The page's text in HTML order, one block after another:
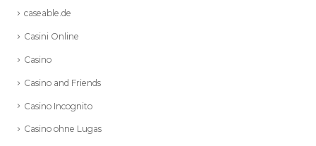
caseable.de
Casini Online
Casino
Casino and Friends
Casino Incognito
Casino ohne Lugas